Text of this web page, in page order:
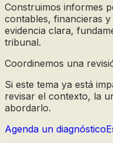
Construimos informes
contables, financieras
evidencia clara,
tribunal.
Coordinemos una
Si este tema ya está
revisar el contexto, la
abordarlo.
Agenda un diagnóstico